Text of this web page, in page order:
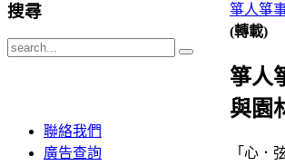
箏人箏
(轉載)
箏人
與園
「心．
搜尋
聯絡我們
廣告查詢